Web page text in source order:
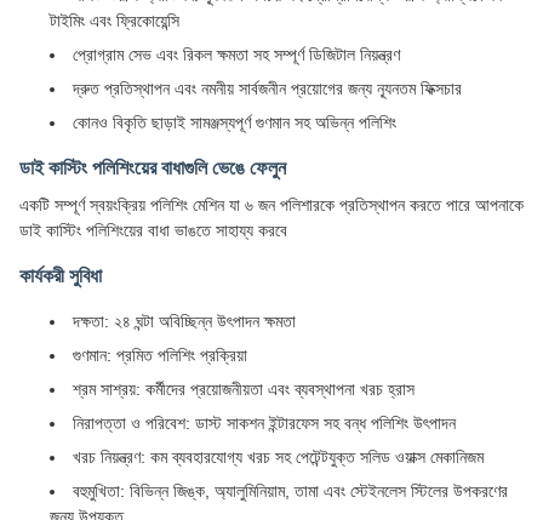
টাইমিং এবং ফ্রিকোয়েন্সি
প্রোগ্রাম সেভ এবং রিকল ক্ষমতা সহ সম্পূর্ণ ডিজিটাল নিয়ন্ত্রণ
দ্রুত প্রতিস্থাপন এবং নমনীয় সার্বজনীন প্রয়োগের জন্য ন্যূনতম ফিক্সচার
কোনও বিকৃতি ছাড়াই সামঞ্জস্যপূর্ণ গুণমান সহ অভিন্ন পলিশিং
ডাই কাস্টিং পলিশিংয়ের বাধাগুলি ভেঙে ফেলুন
একটি সম্পূর্ণ স্বয়ংক্রিয় পলিশিং মেশিন যা ৬ জন পলিশারকে প্রতিস্থাপন করতে পারে আপনাকে
ডাই কাস্টিং পলিশিংয়ের বাধা ভাঙতে সাহায্য করবে
কার্যকরী সুবিধা
দক্ষতা: ২৪ ঘন্টা অবিচ্ছিন্ন উৎপাদন ক্ষমতা
গুণমান: প্রমিত পলিশিং প্রক্রিয়া
শ্রম সাশ্রয়: কর্মীদের প্রয়োজনীয়তা এবং ব্যবস্থাপনা খরচ হ্রাস
নিরাপত্তা ও পরিবেশ: ডাস্ট সাকশন ইন্টারফেস সহ বন্ধ পলিশিং উৎপাদন
খরচ নিয়ন্ত্রণ: কম ব্যবহারযোগ্য খরচ সহ পেটেন্টযুক্ত সলিড ওয়াক্স মেকানিজম
বহুমুখিতা: বিভিন্ন জিঙ্ক, অ্যালুমিনিয়াম, তামা এবং স্টেইনলেস স্টিলের উপকরণের